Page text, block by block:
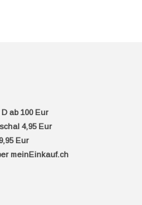
ab 100 Eur
4,95 Eur
Eur
meinEinkauf.ch